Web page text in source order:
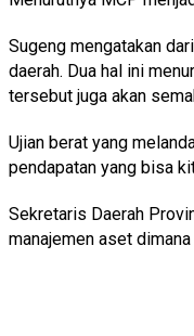
Sugeng mengatakan
daerah. Dua hal ini
tersebut juga akan
Ujian berat yang
pendapatan yang bisa
Sekretaris Daerah
manajemen aset